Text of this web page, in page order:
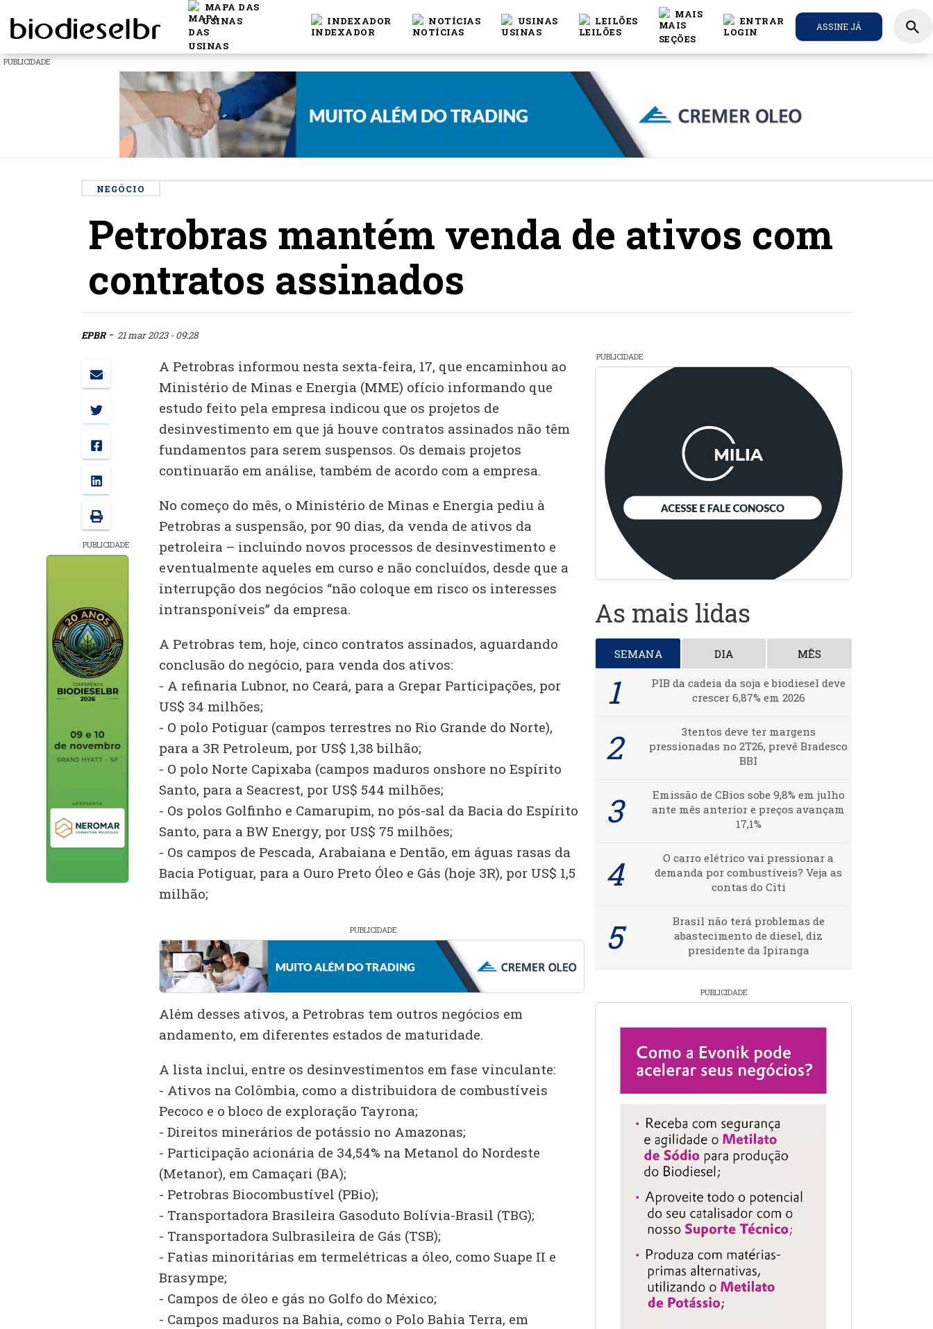
MAPA DAS
USINAS
INDEXADOR NOTÍCIAS USINAS LEILÕES
MAIS
ENTRAR ASSINE JÁ search
PUBLICIDADE
NEGÓCIO
Petrobras mantém venda de ativos com
contratos assinados
EPBR- 21 mar 2023 - 09:28
PUBLICIDADE
A Petrobras informou nesta sexta-feira, 17, que encaminhou ao
Ministério de Minas e Energia (MME) ofício informando que
estudo feito pela empresa indicou que os projetos de
desinvestimento em que já houve contratos assinados não têm
fundamentos para serem suspensos. Os demais projetos
continuarão em análise, também de acordo com a empresa.
No começo do mês, o Ministério de Minas e Energia pediu à
Petrobras a suspensão, por 90 dias, da venda de ativos da
petroleira – incluindo novos processos de desinvestimento e
eventualmente aqueles em curso e não concluídos, desde que a
interrupção dos negócios “não coloque em risco os interesses
intransponíveis” da empresa.
A Petrobras tem, hoje, cinco contratos assinados, aguardando
conclusão do negócio, para venda dos ativos:
- A refinaria Lubnor, no Ceará, para a Grepar Participações, por
US$ 34 milhões;
- O polo Potiguar (campos terrestres no Rio Grande do Norte),
para a 3R Petroleum, por US$ 1,38 bilhão;
- O polo Norte Capixaba (campos maduros onshore no Espírito
Santo, para a Seacrest, por US$ 544 milhões;
- Os polos Golfinho e Camarupim, no pós-sal da Bacia do Espírito
Santo, para a BW Energy, por US$ 75 milhões;
- Os campos de Pescada, Arabaiana e Dentão, em águas rasas da
Bacia Potiguar, para a Ouro Preto Óleo e Gás (hoje 3R), por US$ 1,5
milhão;
PUBLICIDADE
Além desses ativos, a Petrobras tem outros negócios em
andamento, em diferentes estados de maturidade.
A lista inclui, entre os desinvestimentos em fase vinculante:
- Ativos na Colômbia, como a distribuidora de combustíveis
Pecoco e o bloco de exploração Tayrona;
- Direitos minerários de potássio no Amazonas;
- Participação acionária de 34,54% na Metanol do Nordeste
(Metanor), em Camaçari (BA);
- Petrobras Biocombustível (PBio);
- Transportadora Brasileira Gasoduto Bolívia-Brasil (TBG);
- Transportadora Sulbrasileira de Gás (TSB);
- Fatias minoritárias em termelétricas a óleo, como Suape II e
Brasympe;
- Campos de óleo e gás no Golfo do México;
- Campos maduros na Bahia, como o Polo Bahia Terra, em
PUBLICIDADE
As mais lidas
SEMANA DIA MÊS
PIB da cadeia da soja e biodiesel deve
crescer 6,87% em 2026
3tentos deve ter margens
pressionadas no 2T26, prevê Bradesco
BBI
Emissão de CBios sobe 9,8% em julho
ante mês anterior e preços avançam
17,1%
O carro elétrico vai pressionar a
demanda por combustíveis? Veja as
contas do Citi
Brasil não terá problemas de
abastecimento de diesel, diz
presidente da Ipiranga
PUBLICIDADE